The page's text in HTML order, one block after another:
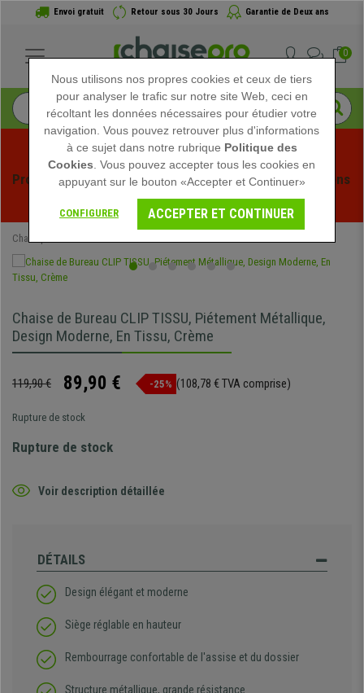
Envoi gratuit Retour sous 30 Jours Garantie de Deux ans
0
Profitez des soldes d'été chez Chaisepro ! Des réductions
exclusives pour une durée limitée - Voir l'offre
Chaisepro
Chaise de Bureau CLIP TISSU, Piétement Métallique,
Design Moderne, En Tissu, Crème
119,90 € 89,90 € -25% (108,78 € TVA comprise)
Rupture de stock
Rupture de stock
Voir description détaillée
DÉTAILS
Design élégant et moderne
Siège réglable en hauteur
Rembourrage confortable de l'assise et du dossier
Structure métallique, grande résistance
Nous utilisons nos propres cookies et ceux de tiers
pour analyser le trafic sur notre site Web, ceci en
récoltant les données nécessaires pour étudier votre
navigation. Vous pouvez retrouver plus d'informations
à ce sujet dans notre rubrique Politique des
Cookies . Vous pouvez accepter tous les cookies en
appuyant sur le bouton «Accepter et Continuer»
CONFIGURER ACCEPTER ET CONTINUER